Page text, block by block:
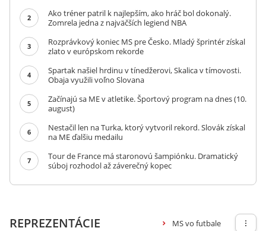
2
Ako tréner patril k najlepším, ako hráč bol dokonalý.
Zomrela jedna z najväčších legiend NBA
3
Rozprávkový koniec MS pre Česko. Mladý šprintér získal
zlato v európskom rekorde
4
Spartak našiel hrdinu v tínedžerovi, Skalica v tímovosti.
Obaja využili voľno Slovana
5
Začínajú sa ME v atletike. Športový program na dnes (10.
august)
6
Nestačil len na Turka, ktorý vytvoril rekord. Slovák získal
na ME ďalšiu medailu
7
Tour de France má staronovú šampiónku. Dramatický
súboj rozhodol až záverečný kopec
REPREZENTÁCIE MS vo futbale